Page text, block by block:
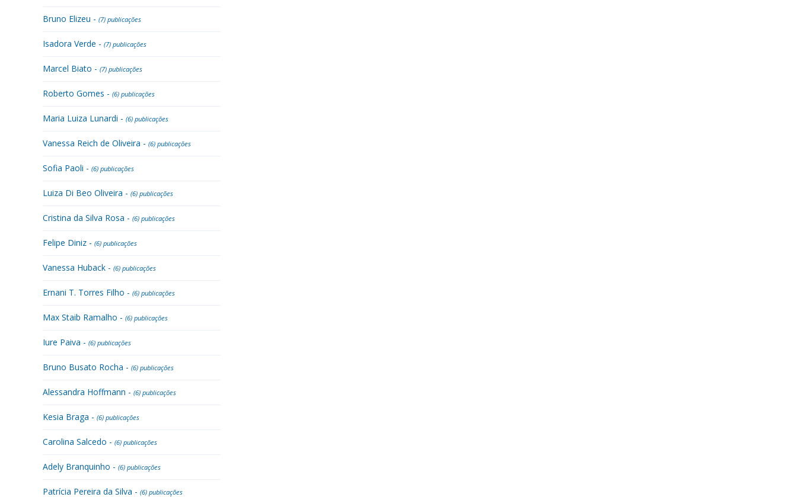
Bruno Elizeu - (7) publicações
Isadora Verde - (7) publicações
Marcel Biato - (7) publicações
Roberto Gomes - (6) publicações
Maria Luiza Lunardi - (6) publicações
Vanessa Reich de Oliveira - (6) publicações
Sofia Paoli - (6) publicações
Luiza Di Beo Oliveira - (6) publicações
Cristina da Silva Rosa - (6) publicações
Felipe Diniz - (6) publicações
Vanessa Huback - (6) publicações
Ernani T. Torres Filho - (6) publicações
Max Staib Ramalho - (6) publicações
Iure Paiva - (6) publicações
Bruno Busato Rocha - (6) publicações
Alessandra Hoffmann - (6) publicações
Kesia Braga - (6) publicações
Carolina Salcedo - (6) publicações
Adely Branquinho - (6) publicações
Patrícia Pereira da Silva - (6) publicações